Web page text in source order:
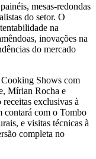
mesas-redondas
do setor. O
na
inovações na
do mercado
Cooking Shows com
Mírian Rocha e
exclusivas à
contará com o Tombo
e visitas técnicas à
completa no